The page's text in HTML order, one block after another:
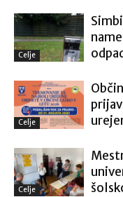
Celje
Celje
Celje